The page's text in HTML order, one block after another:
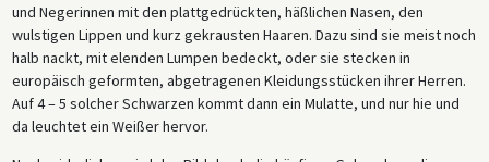
und Negerinnen mit den plattgedrückten, häßlichen Nasen, den
wulstigen Lippen und kurz gekrausten Haaren. Dazu sind sie meist noch
halb nackt, mit elenden Lumpen bedeckt, oder sie stecken in
europäisch geformten, abgetragenen Kleidungsstücken ihrer Herren.
Auf 4 – 5 solcher Schwarzen kommt dann ein Mulatte, und nur hie und
da leuchtet ein Weißer hervor.